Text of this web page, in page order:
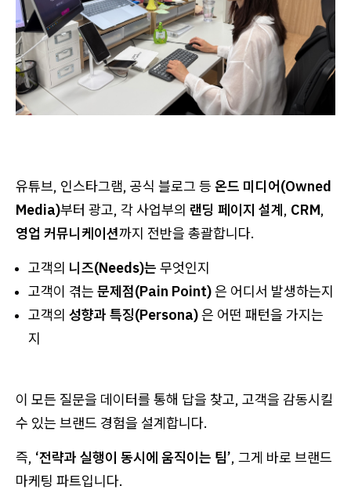
유튜브, 인스타그램, 공식 블로그 등 온드 미디어(Owned
Media)부터 광고, 각 사업부의 랜딩 페이지 설계, CRM,
영업 커뮤니케이션까지 전반을 총괄합니다.
고객의 니즈(Needs)는 무엇인지
고객이 겪는 문제점(Pain Point)은 어디서 발생하는지
고객의 성향과 특징(Persona)은 어떤 패턴을 가지는
지
이 모든 질문을 데이터를 통해 답을 찾고, 고객을 감동시킬
수 있는 브랜드 경험을 설계합니다.
즉, ‘전략과 실행이 동시에 움직이는 팀’, 그게 바로 브랜드
마케팅 파트입니다.